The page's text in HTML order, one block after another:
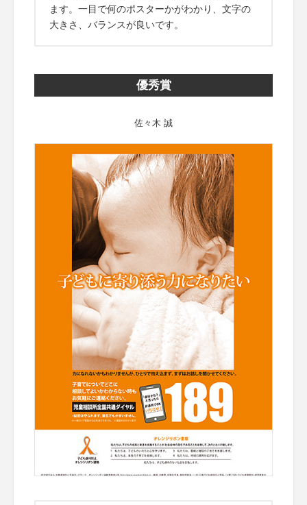
ます。一目で何のポスターかがわかり、文字の
大きさ、バランスが良いです。
優秀賞
佐々木 誠